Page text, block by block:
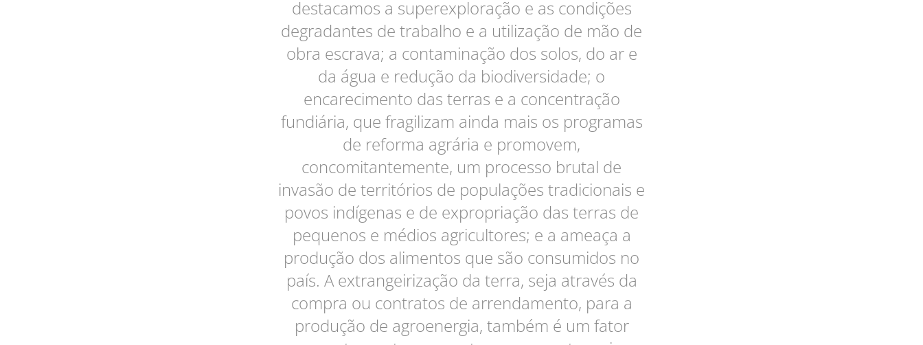
destacamos a superexploração e as condições
degradantes de trabalho e a utilização de mão de
obra escrava; a contaminação dos solos, do ar e
da água e redução da biodiversidade; o
encarecimento das terras e a concentração
fundiária, que fragilizam ainda mais os programas
de reforma agrária e promovem,
concomitantemente, um processo brutal de
invasão de territórios de populações tradicionais e
povos indígenas e de expropriação das terras de
pequenos e médios agricultores; e a ameaça a
produção dos alimentos que são consumidos no
país. A extrangeirização da terra, seja através da
compra ou contratos de arrendamento, para a
produção de agroenergia, também é um fator